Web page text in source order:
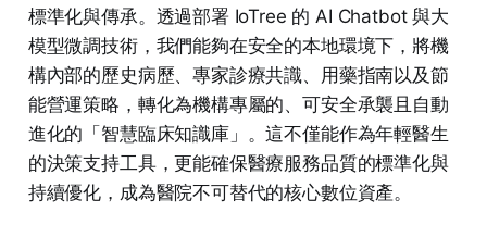
標準化與傳承。透過部署 IoTree 的 AI Chatbot 與大
模型微調技術，我們能夠在安全的本地環境下，將機
構內部的歷史病歷、專家診療共識、用藥指南以及節
能營運策略，轉化為機構專屬的、可安全承襲且自動
進化的「智慧臨床知識庫」。這不僅能作為年輕醫生
的決策支持工具，更能確保醫療服務品質的標準化與
持續優化，成為醫院不可替代的核心數位資產。